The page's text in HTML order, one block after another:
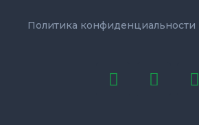
Политика конфиденциальности
W
h
P
h
E
n